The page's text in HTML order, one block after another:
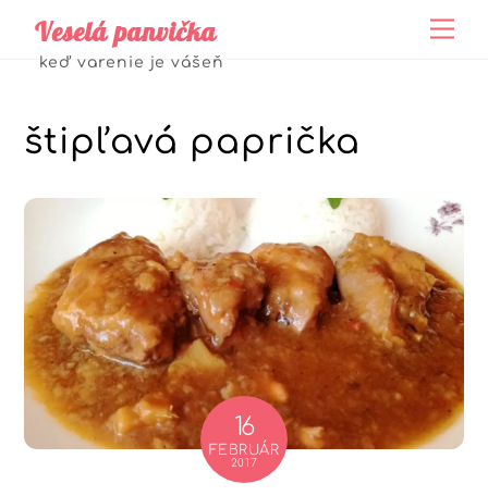
content
Veselá panvička
keď varenie je vášeň
štipľavá paprička
16
FEBRUÁR
2017